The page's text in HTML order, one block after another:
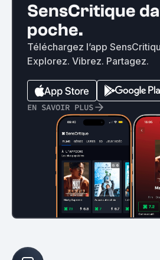
SensCritique
poche.
Téléchargez l’app
Explorez. Vibrez. Partagez.
EN SAVOIR PLUS